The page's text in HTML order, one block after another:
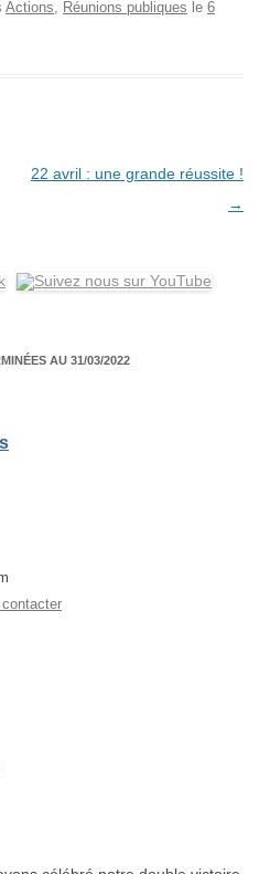
Actions, Réunions publiques le 6
22 avril : une grande réussite !
→
AU 31/03/2022